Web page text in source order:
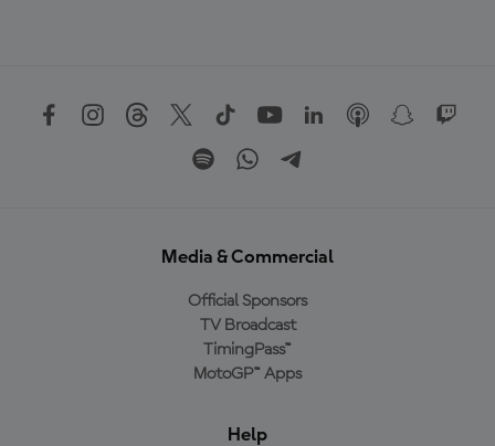
Media & Commercial
Official Sponsors
TV Broadcast
TimingPass™
MotoGP™ Apps
Help